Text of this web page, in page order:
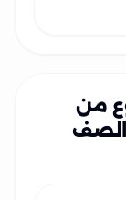
من
الصف